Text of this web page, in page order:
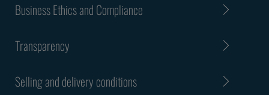
Business Ethics and Compliance
Transparency
Selling and delivery conditions